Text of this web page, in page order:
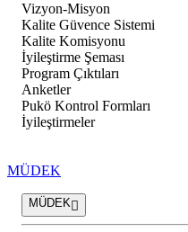
Vizyon-Misyon
Kalite Güvence Sistemi
Kalite Komisyonu
İyileştirme Şeması
Program Çıktıları
Anketler
Pukö Kontrol Formları
İyileştirmeler
MÜDEK
MÜDEK